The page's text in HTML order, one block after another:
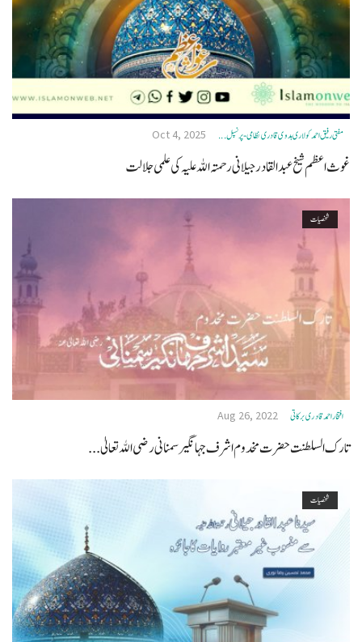
مفتی رفیق احمد کولاری ہدوی قادری نظامی- پرنسپل ... Oct 4, 2025
غوث اعظم شیخ عبدالقادر جیلانی رحمتہ اللہ علیہ کی علمی جلالت
شخصیات
افتخاراحمدقادری برکاتی Aug 26, 2022
تارک السلطنت حضرت مخدوم اشرف جہانگیر سمنانی رضی الله تعالیٰ...
شخصیات